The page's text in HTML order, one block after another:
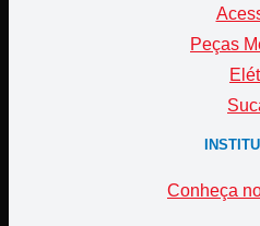
Peças
Conheça